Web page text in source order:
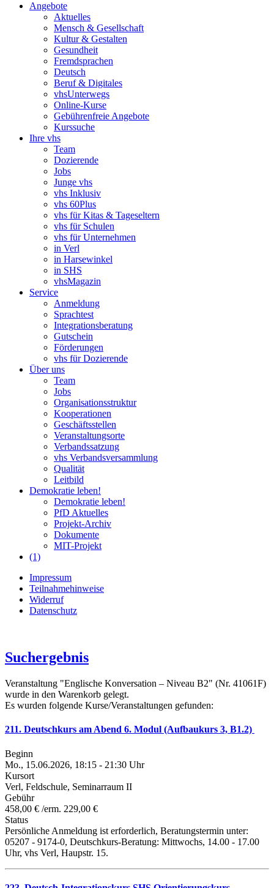
Angebote
Aktuelles
Mensch & Gesellschaft
Kultur & Gestalten
Gesundheit
Fremdsprachen
Deutsch
Beruf & Digitales
vhsUnterwegs
Online-Kurse
Gebührenfreie Angebote
Kurssuche
Ihre vhs
Team
Dozierende
Jobs
Junge vhs
vhs Inklusiv
vhs 60Plus
vhs für Kitas & Tageseltern
vhs für Schulen
vhs für Unternehmen
in Verl
in Harsewinkel
in SHS
vhsMagazin
Service
Anmeldung
Sprachtest
Integrationsberatung
Gutschein
Förderungen
vhs für Dozierende
Über uns
Team
Jobs
Organisationsstruktur
Kooperationen
Geschäftsstellen
Veranstaltungsorte
Verbandssatzung
vhs Verbandsversammlung
Qualität
Leitbild
Demokratie leben!
Demokratie leben!
PfD Aktuelles
Projekt-Archiv
Dokumente
MIT-Projekt
(1)
Impressum
Teilnahmehinweise
Widerruf
Datenschutz
Suchergebnis
Veranstaltung "Englische Konversation – Niveau B2" (Nr. 41061F)
wurde in den Warenkorb gelegt.
Es wurden folgende Kurse/Veranstaltungen gefunden:
211. Deutschkurs am Abend 6. Modul (Aufbaukurs 3, B1.2)
Beginn
Mo., 15.06.2026, 18:15 - 21:30 Uhr
Kursort
Verl, Feldschule, Seminarraum II
Gebühr
458,00 € /erm. 229,00 €
Status
Persönliche Anmeldung ist erforderlich, Beratungstermin unter:
05207 - 9174-0, Deutschkurs-Beratung: Mittwochs, 14.00 - 17.00
Uhr, vhs Verl, Haupstr. 15.